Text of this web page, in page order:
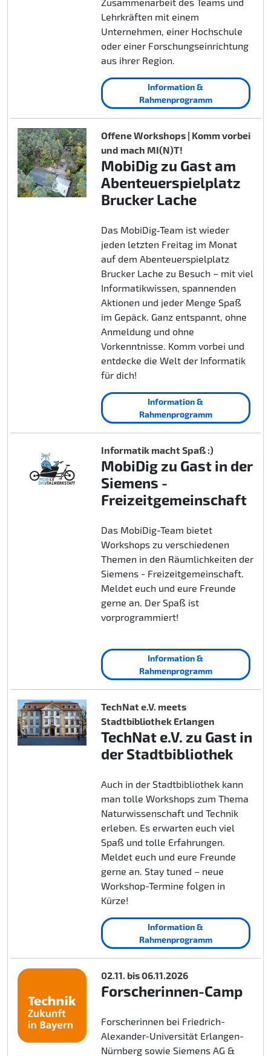
Lehrkräften mit einem
Unternehmen, einer Hochschule
oder einer Forschungseinrichtung
aus ihrer Region.
Information &
Rahmenprogramm
Offene Workshops | Komm vorbei
und mach MI(N)T!
MobiDig zu Gast am
Abenteuerspielplatz
Brucker Lache
Das MobiDig‑Team ist wieder
jeden letzten Freitag im Monat
auf dem Abenteuerspielplatz
Brucker Lache zu Besuch – mit viel
Informatikwissen, spannenden
Aktionen und jeder Menge Spaß
im Gepäck. Ganz entspannt, ohne
Anmeldung und ohne
Vorkenntnisse. Komm vorbei und
entdecke die Welt der Informatik
für dich!
Information &
Rahmenprogramm
Informatik macht Spaß :)
MobiDig zu Gast in der
Siemens -
Freizeitgemeinschaft
Das MobiDig-Team bietet
Workshops zu verschiedenen
Themen in den Räumlichkeiten der
Siemens - Freizeitgemeinschaft.
Meldet euch und eure Freunde
gerne an. Der Spaß ist
vorprogrammiert!
Information &
Rahmenprogramm
TechNat e.V. meets
Stadtbibliothek Erlangen
TechNat e.V. zu Gast in
der Stadtbibliothek
Auch in der Stadtbibliothek kann
man tolle Workshops zum Thema
Naturwissenschaft und Technik
erleben. Es erwarten euch viel
Spaß und tolle Erfahrungen.
Meldet euch und eure Freunde
gerne an. Stay tuned – neue
Workshop-Termine folgen in
Kürze!
Information &
Rahmenprogramm
02.11. bis 06.11.2026
Forscherinnen-Camp
Forscherinnen bei Friedrich-
Alexander-Universität Erlangen-
Nürnberg sowie Siemens AG &